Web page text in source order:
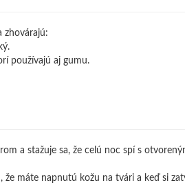
zhovárajú:
používajú aj gumu.
a stažuje sa, že celú noc spí s
že máte napnutú kožu na tvári a keď si